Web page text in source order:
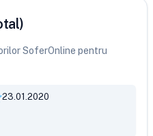
SoferOnline pentru
23.01.2020